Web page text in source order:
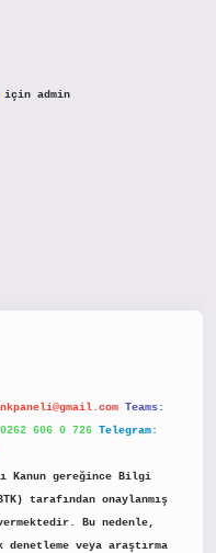
admin
Teams:
606 0 726 Telegram:
Kanun gereğince Bilgi
tarafından onaylanmış
Bu nedenle,
veya araştırma